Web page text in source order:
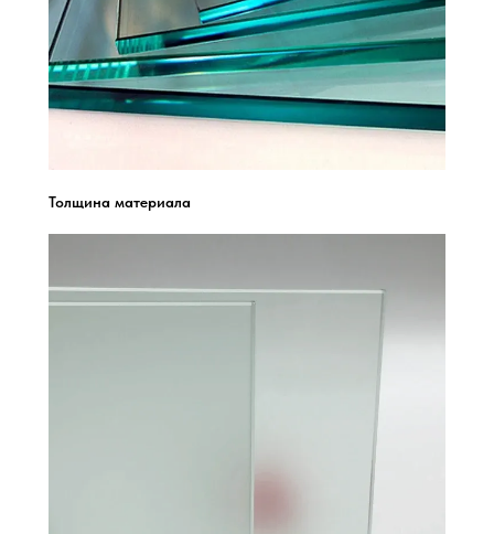
Толщина материала